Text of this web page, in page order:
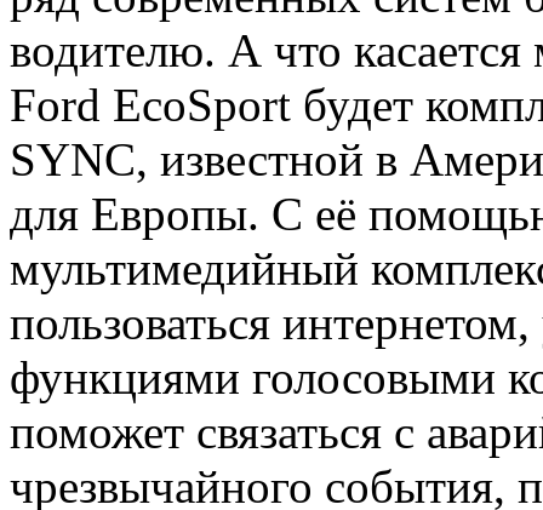
водителю. А что
Ford EcoSport будет
SYNC, известной в
для Европы. С её
мультимедийный
пользоваться
функциями голосовыми
поможет связаться с
чрезвычайного события,